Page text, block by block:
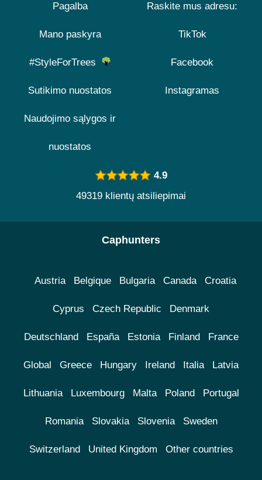
Pagalba
Mano paskyra
#StyleForTrees
Sutikimo nuostatos
Naudojimo sąlygos ir
nuostatos
Raskite mus adresu:
TikTok
Facebook
Instagramas
4.9
49319 klientų atsiliepimai
Caphunters
Austria Belgique Bulgaria Canada Croatia
Cyprus Czech Republic Denmark
Deutschland España Estonia Finland France
Global Greece Hungary Ireland Italia Latvia
Lithuania Luxembourg Malta Poland Portugal
Romania Slovakia Slovenia Sweden
Switzerland United Kingdom Other countries